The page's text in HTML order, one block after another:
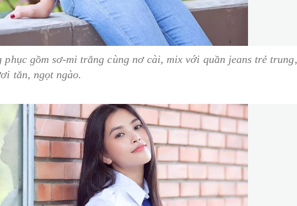
phục gồm sơ-mi trắng cùng nơ cài, mix với quần jeans trẻ trung,
tắn, ngọt ngào.